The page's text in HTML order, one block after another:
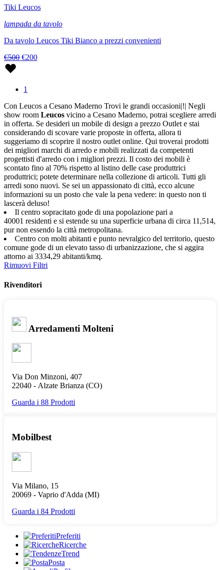
Tiki Leucos
lampada da tavolo
Da tavolo Leucos Tiki Bianco a prezzi convenienti
€500 €200
1
Con Leucos a Cesano Maderno Trovi le grandi occasioni|!| Negli
show room Leucos vicino a Cesano Maderno, potrai scegliere arredi
in offerta. Se desideri un mobile di design a prezzo Outlet e stai
considerando di scovare varie proposte in offerta, allora ti
suggeriamo di scoprire il nostro outlet online. Qui troverai prodotti
dei migliori marchi di arredo e mobili realizzati da competenti
progettisti d'arredo con i migliori prezzi. Il costo dei mobili è
scontato fino al 70% rispetto al listino delle case produttrici
produttrici; potete determinare nella collezione di articoli. Tutti gli
arredi sono nuovi. Se sei un appassionato di città, ecco alcune
informazioni su un posto che vale la pena vedere: in questo non ti
lascerà deluso!
Il centro sopracitato gode di una popolazione pari a
40001 residenti e si estende su una superficie urbana di circa 11,514,
pur non essendo la città metropolitana.
Centro con molti abitanti e punto nevralgico del territorio, questo
comune gode di un elevato tasso di urbanizzazione, che si aggira
attorno ai 3334,29 abitanti/kmq.
Rimuovi Filtri
Rivenditori
Arredamenti Molteni
Via Don Minzoni, 407
22040 - Alzate Brianza (CO)
Guarda i 88 Prodotti
Mobilbest
Via Milano, 15
20069 - Vaprio d'Adda (MI)
Guarda i 84 Prodotti
Preferiti
Ricerche
Trend
Posta